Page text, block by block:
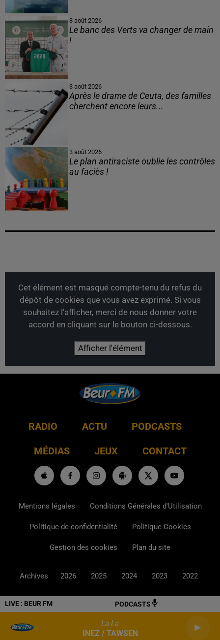
LIVE : BEUR FM PODCASTS
La La
INEZ / TAWSEN
3 août 2026
Le banc des Verts va changer de main
!
3 août 2026
Après le drame de Ceuta, des familles
cherchent encore leurs...
3 août 2026
Le plan antiraciste oublie les contrôles
au faciès !
Cet élément est masqué compte-tenu du refus du
dépôt de cookies que vous avez exprimé. Si vous
souhaitez l'afficher, merci de nous donner votre
accord en cliquant sur le bouton ci-dessous.
Afficher l'élément
RADIO ACTU PODCASTS
MÉDIAS JEUX CONTACT
Mentions légales Conditions Générales d'Utilisation
Politique de confidentialité Politique Cookies
Gestion des cookies Plan du site
Archives 2026 2025 2024 2023 2022